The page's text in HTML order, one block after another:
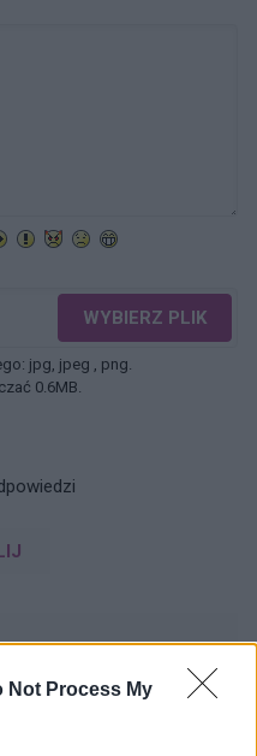
Not Process My
WYBIERZ PLIK
jpg, jpeg , png.
0.6MB.